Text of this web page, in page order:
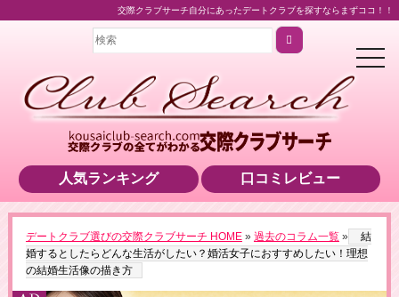
交際クラブサーチ自分にあったデートクラブを探すならまずココ！！
t
o
i
a
t
i
o
n
人気ランキング 口コミレビュー
デートクラブ選びの交際クラブサーチ HOME » 過去のコラム一覧 »
結
婚するとしたらどんな生活がしたい？婚活女子におすすめしたい！理想
の結婚生活像の描き方
▶男性用公式HPへのリンクです